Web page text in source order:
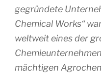
gegründete
Chemical Works“
weltweit eines der
mächtigen